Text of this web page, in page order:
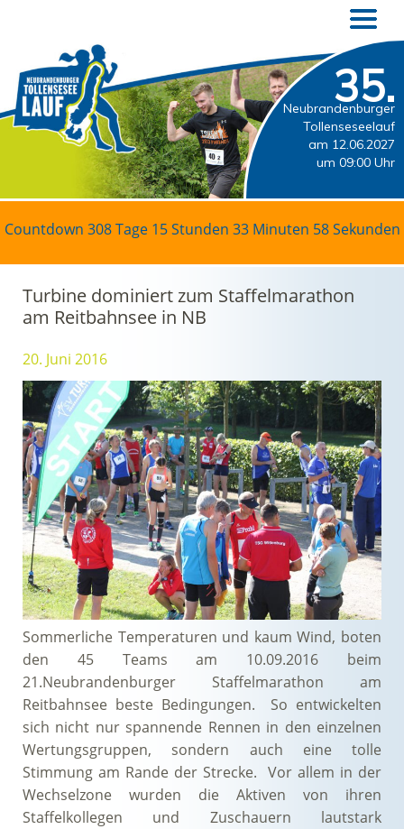
35.
Neubrandenburger
Tollenseseelauf
am 12.06.2027
um 09:00 Uhr
Countdown 308 Tage 15 Stunden 33 Minuten 58 Sekunden
Turbine dominiert zum Staffelmarathon
am Reitbahnsee in NB
20. Juni 2016
Sommerliche Temperaturen und kaum Wind, boten
den 45 Teams am 10.09.2016 beim
21.Neubrandenburger Staffelmarathon am
Reitbahnsee beste Bedingungen. So entwickelten
sich nicht nur spannende Rennen in den einzelnen
Wertungsgruppen, sondern auch eine tolle
Stimmung am Rande der Strecke. Vor allem in der
Wechselzone wurden die Aktiven von ihren
Staffelkollegen und Zuschauern lautstark